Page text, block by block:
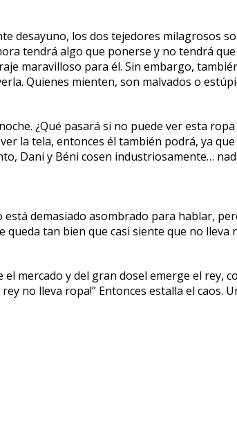
desayuno, los dos tejedores milagrosos
tendrá algo que ponerse y no tendrá
maravilloso para él. Sin embargo,
Quienes mienten, son malvados o
¿Qué pasará si no puede ver esta
la tela, entonces él también podrá, ya
Dani y Béni cosen industriosamente…
demasiado asombrado para hablar,
tan bien que casi siente que no lleva
mercado y del gran dosel emerge el rey,
no lleva ropa!” Entonces estalla el